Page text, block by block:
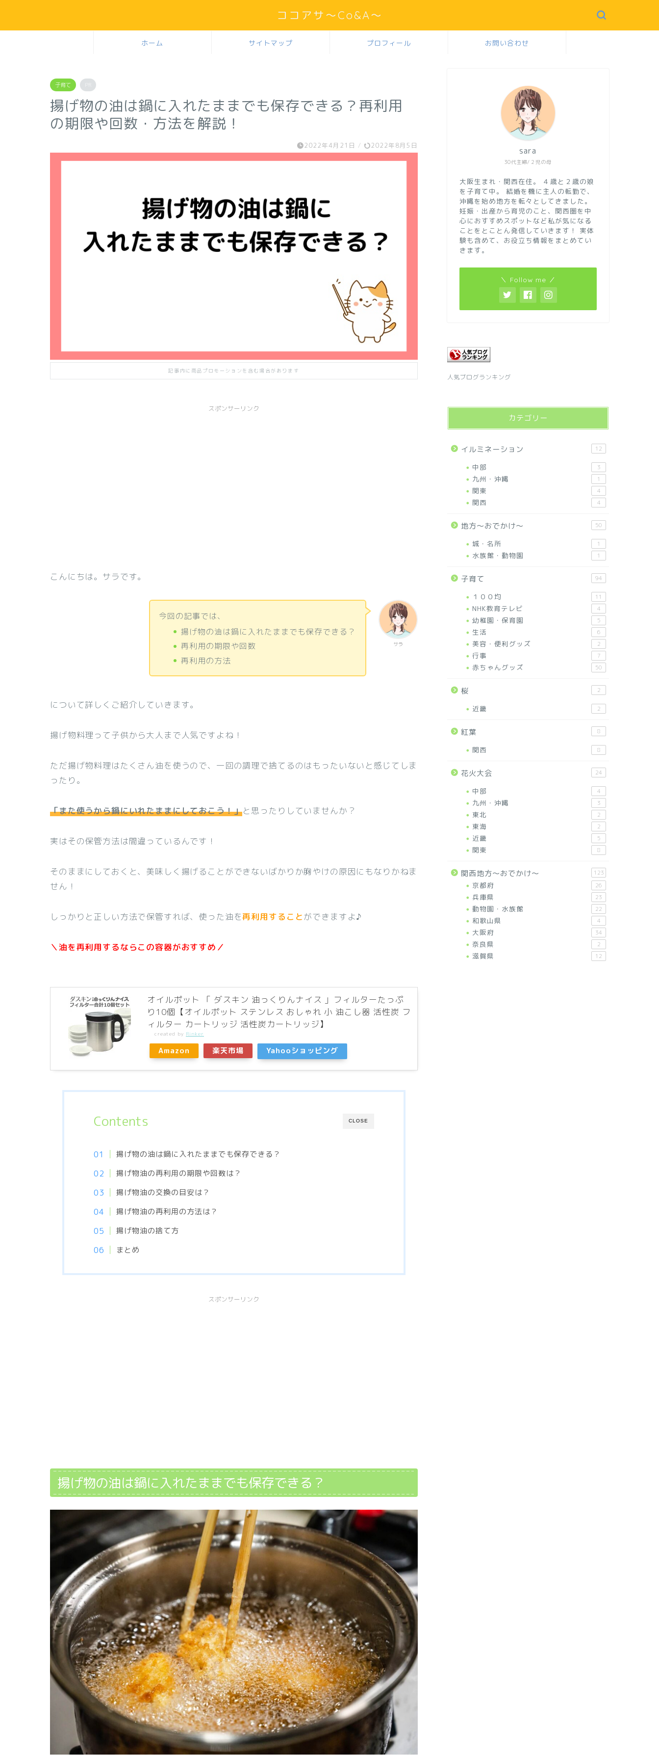
ココアサ～Co&A～
ホーム サイトマップ プロフィール お問い合わせ
子育て
揚げ物の油は鍋に入れたままでも保存できる？再利用
の期限や回数・方法を解説！
2022年4月21日 / 2022年8月5日
記事内に商品プロモーションを含む場合があります
スポンサーリンク
こんにちは。サラです。
サラ
今回の記事では、
揚げ物の油は鍋に入れたままでも保存できる？
再利用の期限や回数
再利用の方法
について詳しくご紹介していきます。
揚げ物料理って子供から大人まで人気ですよね！
ただ揚げ物料理はたくさん油を使うので、一回の調理で捨てるのはもったいないと感じてしま
ったり。
「また使うから鍋にいれたままにしておこう！」と思ったりしていませんか？
実はその保管方法は間違っているんです！
そのままにしておくと、美味しく揚げることができないばかりか胸やけの原因にもなりかねま
せん！
しっかりと正しい方法で保管すれば、使った油を再利用することができますよ♪
＼油を再利用するならこの容器がおすすめ／
オイルポット 「 ダスキン 油っくりんナイス 」フィルターたっぷ
り10個【オイルポット ステンレス おしゃれ 小 油こし器 活性炭 フ
ィルター カートリッジ 活性炭カートリッジ】
created by Rinker
Amazon 楽天市場 Yahooショッピング
CLOSE
Contents
揚げ物の油は鍋に入れたままでも保存できる？
揚げ物油の再利用の期限や回数は？
揚げ物油の交換の目安は？
揚げ物油の再利用の方法は？
揚げ物油の捨て方
まとめ
スポンサーリンク
揚げ物の油は鍋に入れたままでも保存できる？
30代主婦/２児の母
sara
大阪生まれ・関西在住。
４歳と２歳の娘
を子育て中。
結婚を機に主人の転勤で、
沖縄を始め地方を転々としてきました。
妊娠・出産から育児のこと、関西圏を中
心におすすめスポットなど私が気になる
ことをとことん発信していきます！
実体
験も含めて、お役立ち情報をまとめてい
きます。
＼ Follow me ／
人気ブログランキング
カテゴリー
イルミネーション 12
中部 3
九州・沖縄 1
関東 4
関西 4
地方～おでかけ～ 50
城・名所 1
水族館・動物園 1
子育て 94
１００均 11
NHK教育テレビ 4
幼稚園・保育園 5
生活 6
美容・便利グッズ 2
行事 7
赤ちゃんグッズ 50
桜 2
近畿 2
紅葉 8
関西 8
花火大会 24
中部 4
九州・沖縄 3
東北 2
東海 2
近畿 5
関東 8
関西地方～おでかけ～ 123
京都府 26
兵庫県 23
動物園・水族館 22
和歌山県 4
大阪府 34
奈良県 2
滋賀県 12